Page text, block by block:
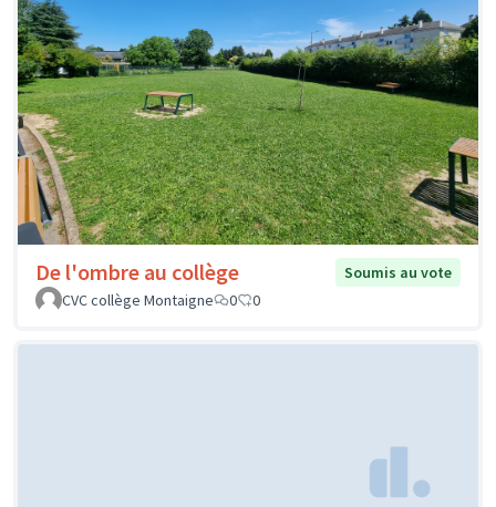
De l'ombre au collège
Soumis au vote
CVC collège Montaigne
0 0